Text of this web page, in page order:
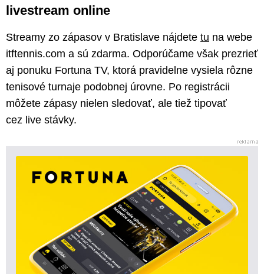
livestream online
Streamy zo zápasov v Bratislave nájdete tu na webe
itftennis.com a sú zdarma. Odporúčame však prezrieť
aj ponuku Fortuna TV, ktorá pravidelne vysiela rôzne
tenisové turnaje podobnej úrovne. Po registrácii
môžete zápasy nielen sledovať, ale tiež tipovať
cez live stávky.